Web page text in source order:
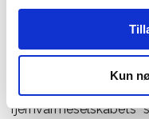
Kun
HV/MV‑projekter
også om netdialog,
fjernvarmeselskabets